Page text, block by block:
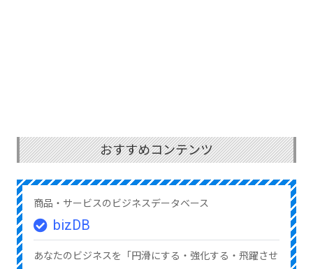
おすすめコンテンツ
商品・サービスのビジネスデータベース
bizDB
あなたのビジネスを「円滑にする・強化する・飛躍させ